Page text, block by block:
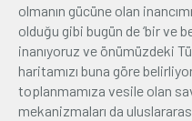
olmanın gücüne olan
olduğu gibi bugün de ‘bir ve
inanıyoruz ve önümüzdeki
haritamızı buna göre
toplanmamıza vesile olan
mekanizmaları da